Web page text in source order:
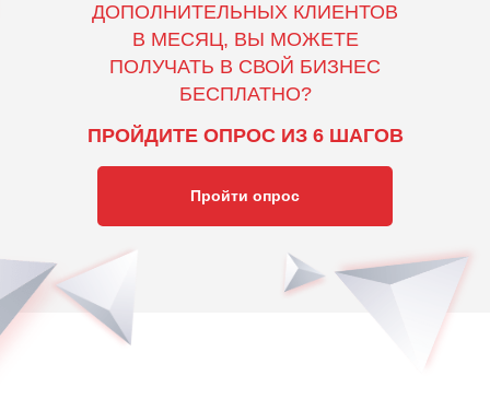
ПРОЙДИТЕ ОПРОС ИЗ 6 ШАГОВ
ДОПОЛНИТЕЛЬНЫХ КЛИЕНТОВ
В МЕСЯЦ, ВЫ МОЖЕТЕ
ПОЛУЧАТЬ В СВОЙ БИЗНЕС
БЕСПЛАТНО?
Пройти опрос